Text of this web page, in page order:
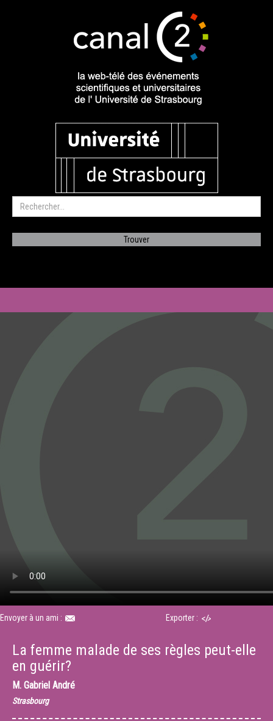
Envoyer à un ami : Exporter :
La femme malade de ses règles peut-elle
en guérir?
M. Gabriel André
Strasbourg